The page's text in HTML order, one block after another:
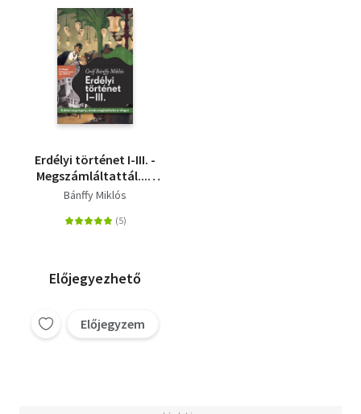
Erdélyi történet I-III. -
Megszámláltattál... -
És hijjával találtattál...
szaggattatol...
Bánffy Miklós
Előjegyezhető
Előjegyzem